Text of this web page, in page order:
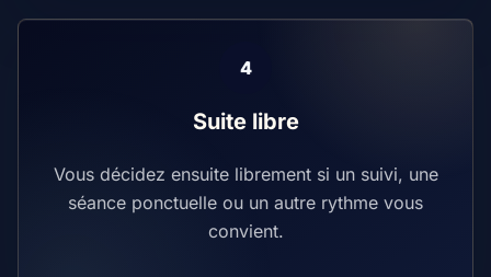
Suite libre
Vous décidez ensuite librement si un suivi, une
séance ponctuelle ou un autre rythme vous
convient.